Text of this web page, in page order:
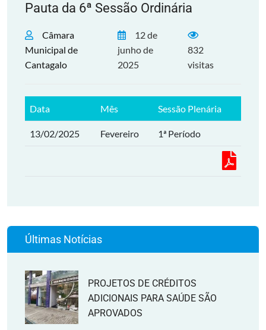
Pauta da 6ª Sessão Ordinária
Câmara
Municipal de
Cantagalo
12 de
junho de
2025
832
visitas
Data Mês Sessão Plenária
13/02/2025 Fevereiro 1ª Período
Últimas Notícias
PROJETOS DE CRÉDITOS
ADICIONAIS PARA SAÚDE SÃO
APROVADOS